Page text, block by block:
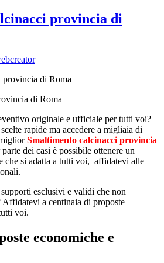
provincia di
di Roma
originale e ufficiale per tutti voi?
rapide ma accedere a migliaia di
Smaltimento calcinacci provincia
dei casi è possibile ottenere un
che si adatta a tutti voi, affidatevi alle
esclusivi e validi che non
a centinaia di proposte
voi.
economiche e